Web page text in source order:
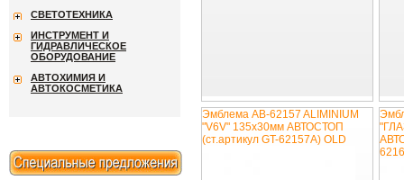
Эмблема AB-62157 ALIMINIUM
"V6V" 135х30мм АВТОСТОП
(ст.артикул GT-62157A) OLD
СВЕТОТЕХНИКА
ИНСТРУМЕНТ И
ГИДРАВЛИЧЕСКОЕ
ОБОРУДОВАНИЕ
АВТОХИМИЯ И
АВТОКОСМЕТИКА